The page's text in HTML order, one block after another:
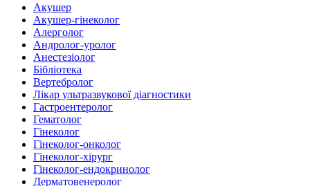
Акушер
Акушер-гінеколог
Алерголог
Андролог-уролог
Анестезіолог
Бібліотека
Вертебролог
Лікар ультразвукової діагностики
Гастроентеролог
Гематолог
Гінеколог
Гінеколог-онколог
Гінеколог-хірург
Гінеколог-ендокринолог
Дерматовенеролог